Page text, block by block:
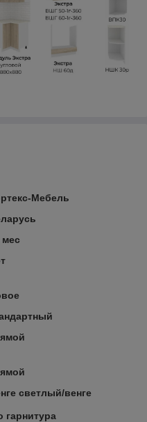
Мебель
мес
светлый/венге
гарнитура